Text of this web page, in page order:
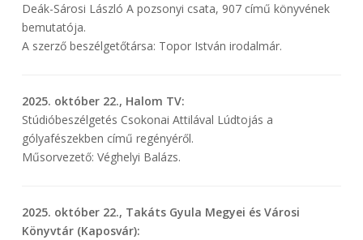
Deák-Sárosi László A pozsonyi csata, 907 című könyvének
bemutatója.
A szerző beszélgetőtársa: Topor István irodalmár.
2025. október 22., Halom TV:
Stúdióbeszélgetés Csokonai Attilával Lúdtojás a
gólyafészekben című regényéről.
Műsorvezető: Véghelyi Balázs.
2025. október 22., Takáts Gyula Megyei és Városi
Könyvtár (Kaposvár):